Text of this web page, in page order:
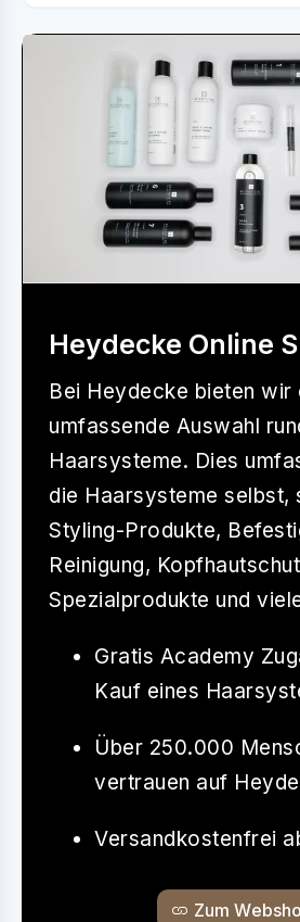
Heydecke Online
Bei Heydecke bieten wir
umfassende Auswahl
Haarsysteme. Dies
die Haarsysteme selbst,
Styling-Produkte,
Reinigung,
Spezialprodukte und
Gratis Academy
Kauf eines
Über 250.000
vertrauen auf
Versandkostenfrei
Zum